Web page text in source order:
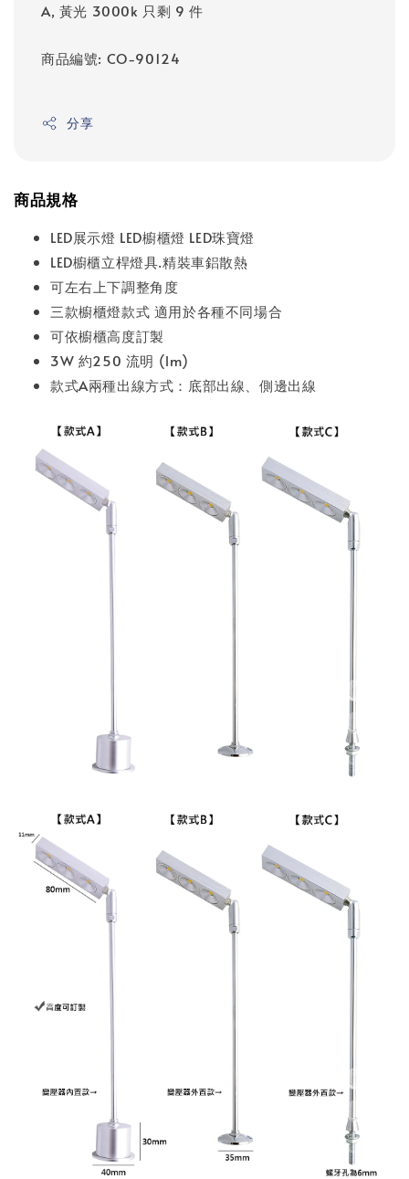
A, 黃光 3000k 只剩 9 件
商品編號: CO-90124
分享
商品規格
LED展示燈 LED櫥櫃燈 LED珠寶燈
LED櫥櫃立桿燈具.精裝車鋁散熱
可左右上下調整角度
三款櫥櫃燈款式 適用於各種不同場合
可依櫥櫃高度訂製
3W 約250 流明 (lm)
款式A兩種出線方式：底部出線、側邊出線